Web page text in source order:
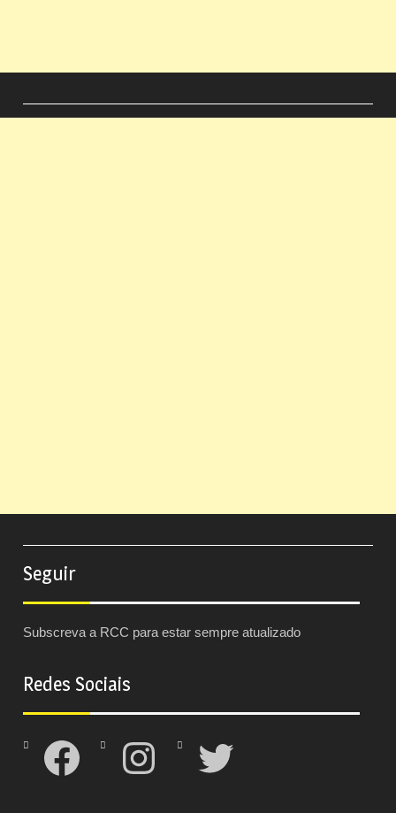
Seguir
Subscreva a RCC para estar sempre atualizado
Redes Sociais
Facebook Instagram Twitter